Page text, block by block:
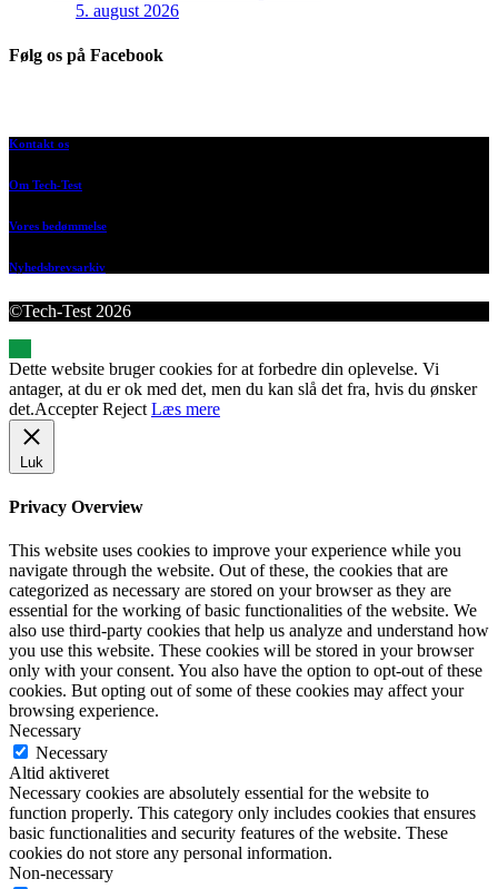
5. august 2026
Følg os på Facebook
Kontakt os
Om Tech-Test
Vores bedømmelse
Nyhedsbrevsarkiv
©Tech-Test 2026
Dette website bruger cookies for at forbedre din oplevelse. Vi
antager, at du er ok med det, men du kan slå det fra, hvis du ønsker
det.Accepter Reject Læs mere
Luk
Privacy Overview
This website uses cookies to improve your experience while you
navigate through the website. Out of these, the cookies that are
categorized as necessary are stored on your browser as they are
essential for the working of basic functionalities of the website. We
also use third-party cookies that help us analyze and understand how
you use this website. These cookies will be stored in your browser
only with your consent. You also have the option to opt-out of these
cookies. But opting out of some of these cookies may affect your
browsing experience.
Necessary
Necessary
Altid aktiveret
Necessary cookies are absolutely essential for the website to
function properly. This category only includes cookies that ensures
basic functionalities and security features of the website. These
cookies do not store any personal information.
Non-necessary